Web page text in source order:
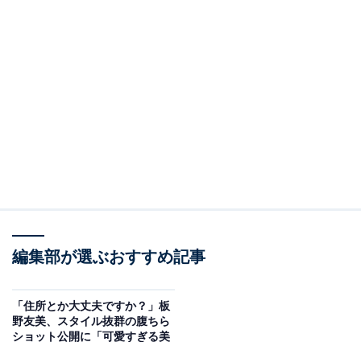
編集部が選ぶおすすめ記事
「住所とか大丈夫ですか？」板
野友美、スタイル抜群の腹ちら
ショット公開に「可愛すぎる美